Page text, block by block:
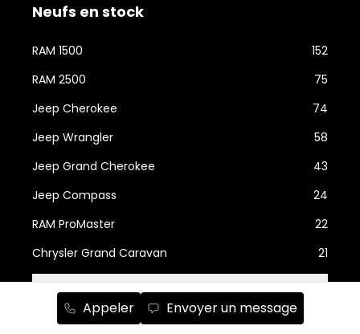
Appeler Envoyer un message
Neufs en stock
RAM 1500
152
RAM 2500
75
Jeep Cherokee
74
Jeep Wrangler
58
Jeep Grand Cherokee
43
Jeep Compass
24
RAM ProMaster
22
Chrysler Grand Caravan
21
Afficher plus...